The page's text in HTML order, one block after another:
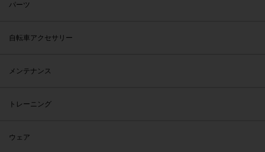
パーツ
自転車アクセサリー
メンテナンス
トレーニング
ウェア